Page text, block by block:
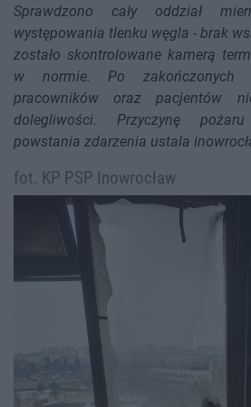
Sprawdzono cały oddział
występowania tlenku węgla - brak
zostało skontrolowane kamerą
w normie. Po zakończonych
pracowników oraz pacjentów
dolegliwości. Przyczynę
powstania zdarzenia ustala
fot. KP PSP Inowrocław